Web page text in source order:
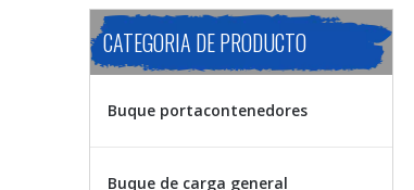
CATEGORIA DE PRODUCTO
Buque portacontenedores
Buque de carga general